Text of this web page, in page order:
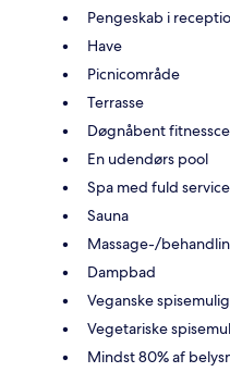
Pengeskab i
Have
Picnicområde
Terrasse
Døgnåbent
En udendørs pool
Spa med fuld service
Sauna
Massage-/
Dampbad
Veganske
Vegetariske
Mindst 80% af